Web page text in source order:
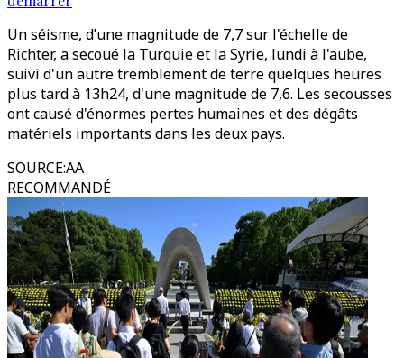
Un séisme, d’une magnitude de 7,7 sur l'échelle de
Richter, a secoué la Turquie et la Syrie, lundi à l'aube,
suivi d'un autre tremblement de terre quelques heures
plus tard à 13h24, d'une magnitude de 7,6. Les secousses
ont causé d'énormes pertes humaines et des dégâts
matériels importants dans les deux pays.
SOURCE:AA
RECOMMANDÉ